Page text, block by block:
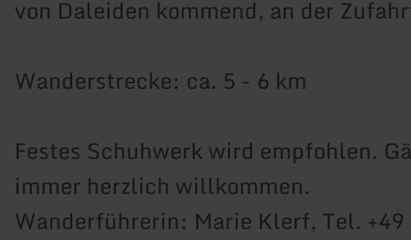
von Daleiden kommend, an der
Wanderstrecke: ca. 5 - 6 km
Festes Schuhwerk wird empfohlen.
immer herzlich willkommen.
Wanderführerin: Marie Klerf, Tel.